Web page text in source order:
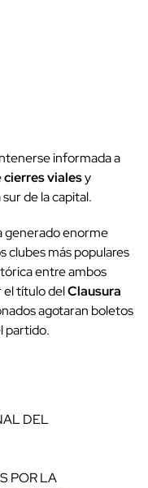
informada a
cierres vialesy
de la capital.
generado enorme
clubes más populares
entre ambos
el título delClausura
agotaran boletos
partido.
DEL
POR LA